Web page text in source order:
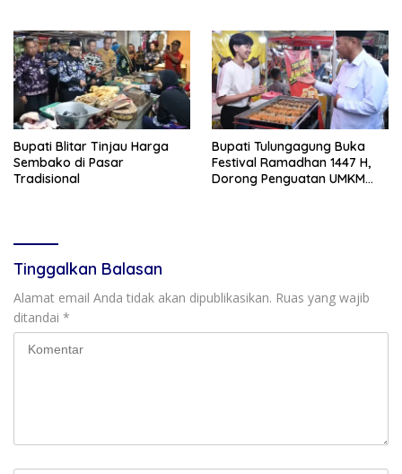
Bupati Blitar Tinjau Harga
Sembako di Pasar
Tradisional
Bupati Tulungagung Buka
Festival Ramadhan 1447 H,
Dorong Penguatan UMKM
Tinggalkan Balasan
Alamat email Anda tidak akan dipublikasikan. Ruas yang wajib
ditandai *